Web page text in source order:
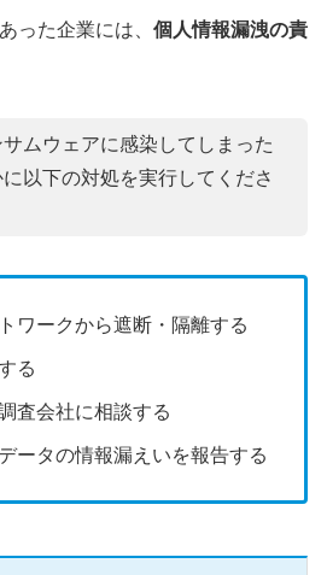
った企業には、 個人情報漏洩の責
ムウェアに感染してしまった
以下の対処を実行してくださ
ワークから遮断・隔離する
る
査会社に相談する
ータの情報漏えいを報告する